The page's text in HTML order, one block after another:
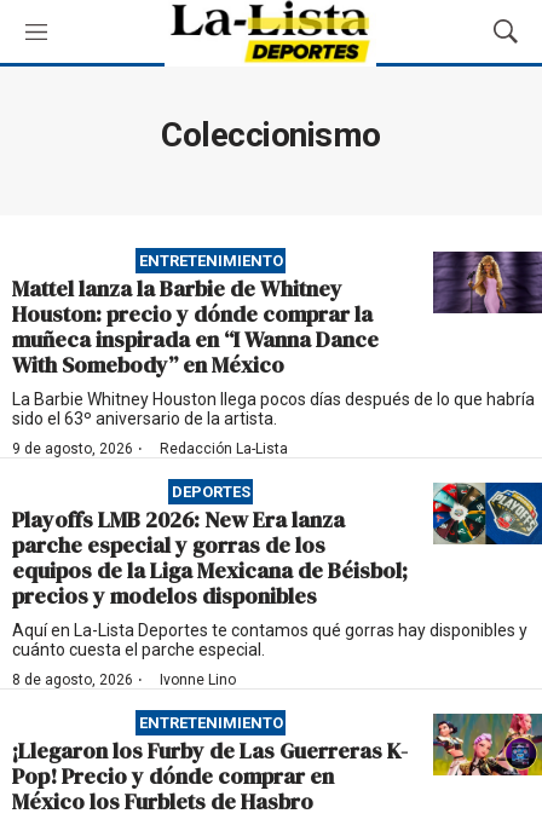
M
e
M
o
ú
s
q
u
a
Coleccionismo
ENTRETENIMIENTO
Mattel lanza la Barbie de Whitney
Houston: precio y dónde comprar la
muñeca inspirada en “I Wanna Dance
With Somebody” en México
La Barbie Whitney Houston llega pocos días después de lo que habría
sido el 63º aniversario de la artista.
9 de agosto, 2026 · Redacción La-Lista
DEPORTES
Playoffs LMB 2026: New Era lanza
parche especial y gorras de los
equipos de la Liga Mexicana de Béisbol;
precios y modelos disponibles
Aquí en La-Lista Deportes te contamos qué gorras hay disponibles y
cuánto cuesta el parche especial.
8 de agosto, 2026 · Ivonne Lino
ENTRETENIMIENTO
¡Llegaron los Furby de Las Guerreras K-
Pop! Precio y dónde comprar en
México los Furblets de Hasbro